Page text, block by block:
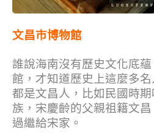
文昌市博物館
誰說海南沒有歷史文化底
館，才知道歷史上這麼多
都是文昌人，比如民國時
族，宋慶齡的父親祖籍文
過繼給宋家。